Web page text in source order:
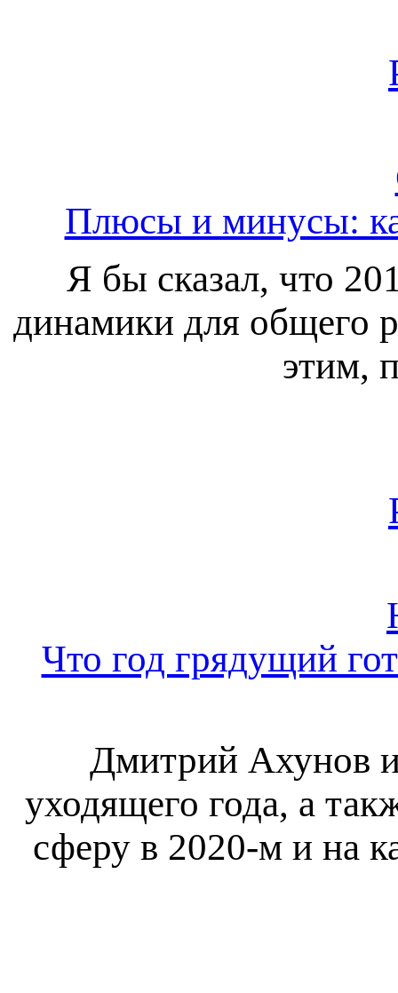
Плюсы и минусы:
Я бы сказал, что
динамики для общего
этим,
Что год грядущий
Дмитрий Ахунов
уходящего года, а
сферу в 2020-м и на